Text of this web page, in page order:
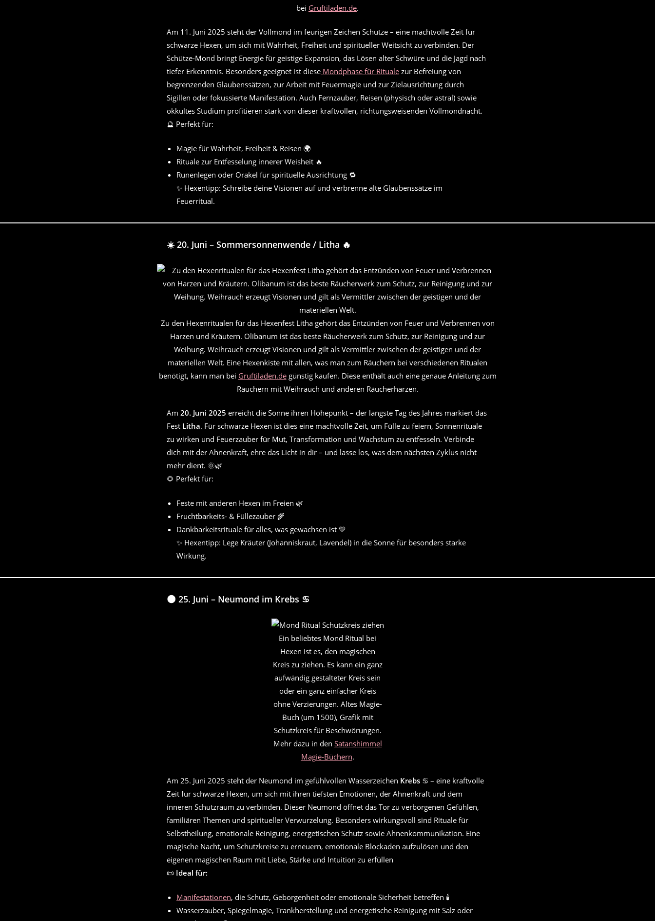
bei Gruftiladen.de.
Am 11. Juni 2025 steht der Vollmond im feurigen Zeichen Schütze – eine machtvolle Zeit für
schwarze Hexen, um sich mit Wahrheit, Freiheit und spiritueller Weitsicht zu verbinden. Der
Schütze-Mond bringt Energie für geistige Expansion, das Lösen alter Schwüre und die Jagd nach
tiefer Erkenntnis. Besonders geeignet ist diese Mondphase für Rituale zur Befreiung von
begrenzenden Glaubenssätzen, zur Arbeit mit Feuermagie und zur Zielausrichtung durch
Sigillen oder fokussierte Manifestation. Auch Fernzauber, Reisen (physisch oder astral) sowie
okkultes Studium profitieren stark von dieser kraftvollen, richtungsweisenden Vollmondnacht.
🔮 Perfekt für:
Magie für Wahrheit, Freiheit & Reisen 🌍
Rituale zur Entfesselung innerer Weisheit 🔥
Runenlegen oder Orakel für spirituelle Ausrichtung 🔁
✨ Hexentipp: Schreibe deine Visionen auf und verbrenne alte Glaubenssätze im
Feuerritual.
☀️ 20. Juni – Sommersonnenwende / Litha 🔥
Zu den Hexenritualen für das Hexenfest Litha gehört das Entzünden von Feuer und Verbrennen von
Harzen und Kräutern. Olibanum ist das beste Räucherwerk zum Schutz, zur Reinigung und zur
Weihung. Weihrauch erzeugt Visionen und gilt als Vermittler zwischen der geistigen und der
materiellen Welt. Eine Hexenkiste mit allen, was man zum Räuchern bei verschiedenen Ritualen
benötigt, kann man bei Gruftiladen.degünstig kaufen. Diese enthält auch eine genaue Anleitung zum
Räuchern mit Weihrauch und anderen Räucherharzen.
Am 20. Juni 2025 erreicht die Sonne ihren Höhepunkt – der längste Tag des Jahres markiert das
Fest Litha. Für schwarze Hexen ist dies eine machtvolle Zeit, um Fülle zu feiern, Sonnenrituale
zu wirken und Feuerzauber für Mut, Transformation und Wachstum zu entfesseln. Verbinde
dich mit der Ahnenkraft, ehre das Licht in dir – und lasse los, was dem nächsten Zyklus nicht
mehr dient. 🌞🌿
🌻 Perfekt für:
Feste mit anderen Hexen im Freien 🌿
Fruchtbarkeits- & Füllezauber 🌾
Dankbarkeitsrituale für alles, was gewachsen ist 💛
✨ Hexentipp: Lege Kräuter (Johanniskraut, Lavendel) in die Sonne für besonders starke
Wirkung.
🌑 25. Juni – Neumond im Krebs ♋
Ein beliebtes Mond Ritual bei
Hexen ist es, den magischen
Kreis zu ziehen. Es kann ein ganz
aufwändig gestalteter Kreis sein
oder ein ganz einfacher Kreis
ohne Verzierungen. Altes Magie-
Buch (um 1500), Grafik mit
Schutzkreis für Beschwörungen.
Mehr dazu in den Satanshimmel
Magie-Büchern.
Am 25. Juni 2025 steht der Neumond im gefühlvollen Wasserzeichen Krebs ♋ – eine kraftvolle
Zeit für schwarze Hexen, um sich mit ihren tiefsten Emotionen, der Ahnenkraft und dem
inneren Schutzraum zu verbinden. Dieser Neumond öffnet das Tor zu verborgenen Gefühlen,
familiären Themen und spiritueller Verwurzelung. Besonders wirkungsvoll sind Rituale für
Selbstheilung, emotionale Reinigung, energetischen Schutz sowie Ahnenkommunikation. Eine
magische Nacht, um Schutzkreise zu erneuern, emotionale Blockaden aufzulösen und den
eigenen magischen Raum mit Liebe, Stärke und Intuition zu erfüllen
📜 Ideal für:
Manifestationen, die Schutz, Geborgenheit oder emotionale Sicherheit betreffen 🕯️
Wasserzauber, Spiegelmagie, Trankherstellung und energetische Reinigung mit Salz oder